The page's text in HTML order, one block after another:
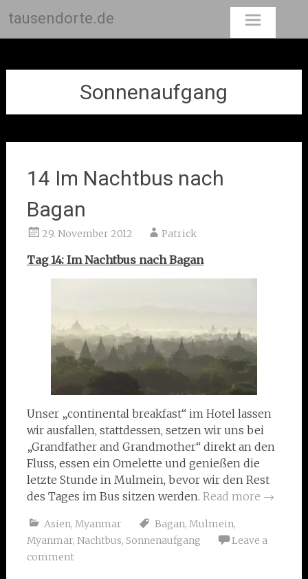
tausendorte.de
Sonnenaufgang
14 Im Nachtbus nach
Bagan
29. November 2012 Patrick
Tag 14: Im Nachtbus nach Bagan
Unser „continental breakfast“ im Hotel lassen
wir ausfallen, stattdessen, setzen wir uns bei
„Grandfather and Grandmother“ direkt an den
Fluss, essen ein Omelette und genießen die
letzte Stunde in Mulmein, bevor wir den Rest
des Tages im Bus sitzen werden. Read more →
Asien, Myanmar Bagan, Mulmein,
Myanmar, Nachtbus, Sonnenaufgang
Leave a
comment